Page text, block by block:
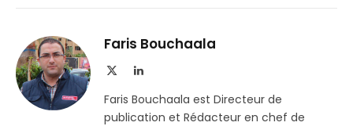
Telegram
Faris Bouchaala
LinkedIn
Faris Bouchaala est Directeur de
publication et Rédacteur en chef de